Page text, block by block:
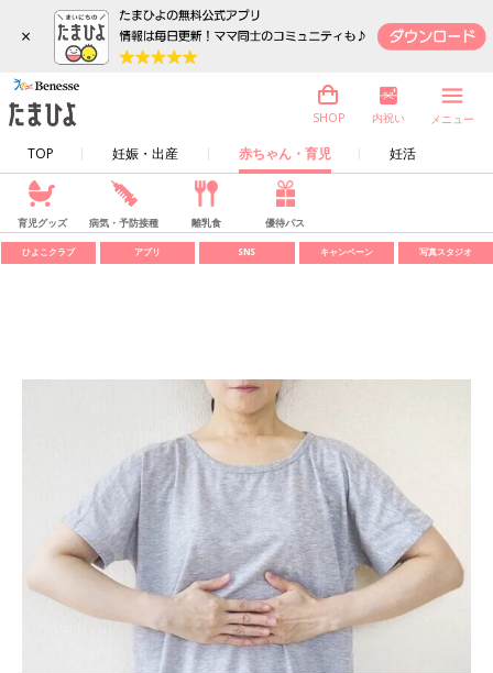
×
TOP 妊娠・出産 赤ちゃん・育児 妊活
SHOP 内祝い メニュー
育児グッズ 病気・予防接種 離乳食 優待パス
ひよこクラブ アプリ SNS キャンペーン 写真スタジオ